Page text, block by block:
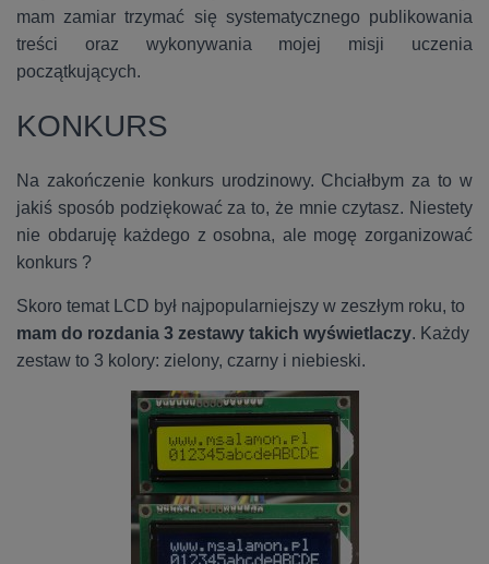
mam zamiar trzymać się systematycznego publikowania
treści oraz wykonywania mojej misji uczenia
początkujących.
KONKURS
Na zakończenie konkurs urodzinowy. Chciałbym za to w
jakiś sposób podziękować za to, że mnie czytasz. Niestety
nie obdaruję każdego z osobna, ale mogę zorganizować
konkurs ?
Skoro temat LCD był najpopularniejszy w zeszłym roku, to
mam do rozdania 3 zestawy takich wyświetlaczy. Każdy
zestaw to 3 kolory: zielony, czarny i niebieski.